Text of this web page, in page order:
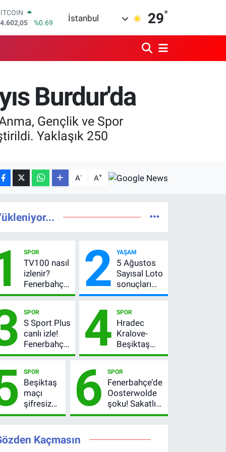
%0.06
%0.32
%48
İstanbul 29°
Burdur'da
Gençlik ve Spor
Yaklaşık 250
A- A+
SPOR
TV100 nasıl
izlenir?
Fenerbahçe-
Sturm Graz
şifresiz
canlı yayın
bilgileri
2 YAŞAM
5 Ağustos
Sayısal Loto
sonuçları
açıklandı!
TL devretti
SPOR
S Sport Plus
canlı izle!
Fenerbahçe-
Sturm Graz
izlenir?
4 SPOR
Hradec
Kralove-
Beşiktaş
maçı ne
kaçta?
Şifresiz
UEFA
Avrupa Ligi
3. Ön Eleme
SPOR
Beşiktaş
maçı
şifresiz
mi?
Kralove-
Beşiktaş
6 SPOR
Fenerbahçe’de
Oosterwolde
şoku! Sakatlığı
ciddi mi, kaç
Kaçmasın